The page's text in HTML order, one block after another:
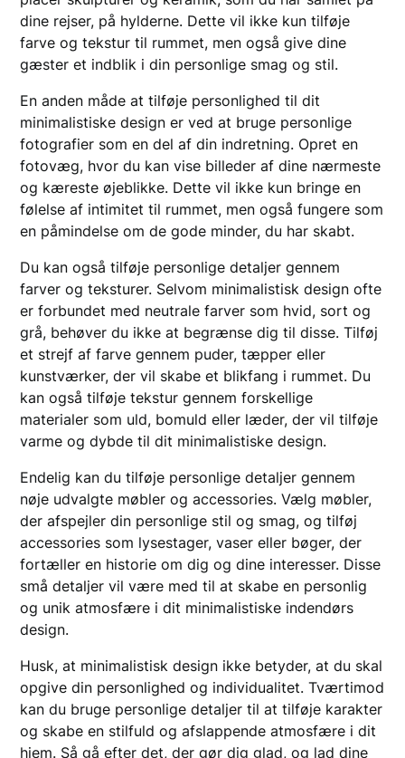
dine rejser, på hylderne. Dette vil ikke kun tilføje
farve og tekstur til rummet, men også give dine
gæster et indblik i din personlige smag og stil.
En anden måde at tilføje personlighed til dit
minimalistiske design er ved at bruge personlige
fotografier som en del af din indretning. Opret en
fotovæg, hvor du kan vise billeder af dine nærmeste
og kæreste øjeblikke. Dette vil ikke kun bringe en
følelse af intimitet til rummet, men også fungere som
en påmindelse om de gode minder, du har skabt.
Du kan også tilføje personlige detaljer gennem
farver og teksturer. Selvom minimalistisk design ofte
er forbundet med neutrale farver som hvid, sort og
grå, behøver du ikke at begrænse dig til disse. Tilføj
et strejf af farve gennem puder, tæpper eller
kunstværker, der vil skabe et blikfang i rummet. Du
kan også tilføje tekstur gennem forskellige
materialer som uld, bomuld eller læder, der vil tilføje
varme og dybde til dit minimalistiske design.
Endelig kan du tilføje personlige detaljer gennem
nøje udvalgte møbler og accessories. Vælg møbler,
der afspejler din personlige stil og smag, og tilføj
accessories som lysestager, vaser eller bøger, der
fortæller en historie om dig og dine interesser. Disse
små detaljer vil være med til at skabe en personlig
og unik atmosfære i dit minimalistiske indendørs
design.
Husk, at minimalistisk design ikke betyder, at du skal
opgive din personlighed og individualitet. Tværtimod
kan du bruge personlige detaljer til at tilføje karakter
og skabe en stilfuld og afslappende atmosfære i dit
hjem. Så gå efter det, der gør dig glad, og lad dine